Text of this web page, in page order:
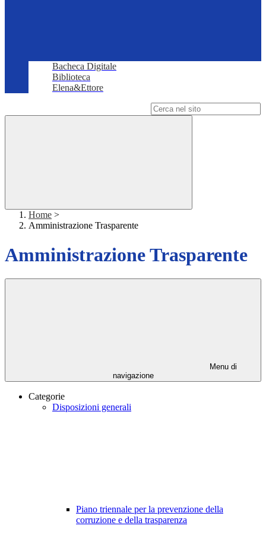
Bacheca Digitale
Biblioteca
Elena&Ettore
Home >
Amministrazione Trasparente
Amministrazione Trasparente
Menu di
navigazione
Categorie
Disposizioni generali
Piano triennale per la prevenzione della
corruzione e della trasparenza